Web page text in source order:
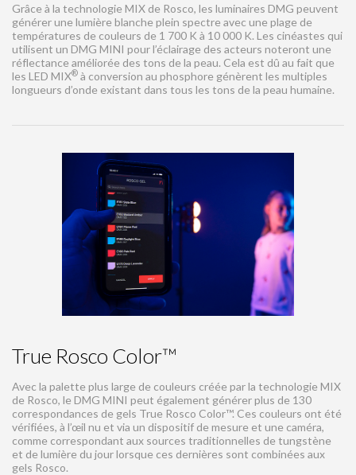
Grâce à la technologie MIX de Rosco, les luminaires DMG peuvent
générer une lumière blanche plein spectre avec une plage de
températures de couleurs de 1 700 K à 10 000 K. Les cinéastes qui
utilisent un DMG MINI pour l’éclairage des acteurs noteront une
réflectance améliorée des tons de la peau. Cela est dû au fait que
les LED MIX® à conversion au phosphore génèrent les multiples
longueurs d’onde existant dans tous les tons de la peau humaine.
True Rosco Color™
Avec la palette plus large de couleurs créée par la technologie MIX
de Rosco, le DMG MINI peut également générer plus de 130
correspondances de gels True Rosco Color™. Ces couleurs ont été
vérifiées, à l’œil nu et via un dispositif de mesure et une caméra,
comme correspondant aux sources traditionnelles de tungstène
et de lumière du jour lorsque ces dernières sont combinées aux
gels Rosco.